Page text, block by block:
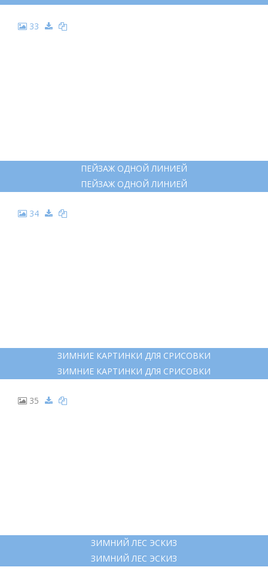
33
ПЕЙЗАЖ ОДНОЙ ЛИНИЕЙ
ПЕЙЗАЖ ОДНОЙ ЛИНИЕЙ
34
ЗИМНИЕ КАРТИНКИ ДЛЯ СРИСОВКИ
ЗИМНИЕ КАРТИНКИ ДЛЯ СРИСОВКИ
35
ЗИМНИЙ ЛЕС ЭСКИЗ
ЗИМНИЙ ЛЕС ЭСКИЗ